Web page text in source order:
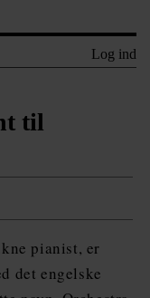
Log ind
til
pianist, er
det engelske